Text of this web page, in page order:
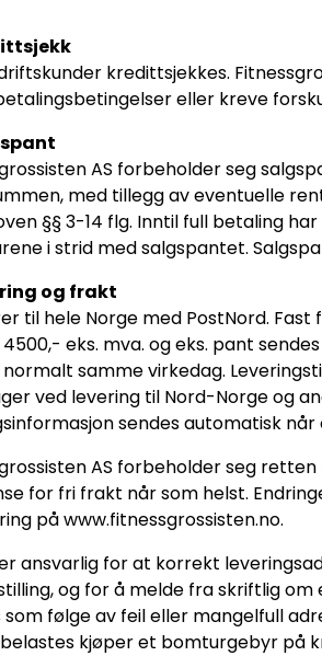
kredittsjekkes.
eller kreve
AS forbeholder seg
med tillegg av eventuelle
§§ 3-14 flg. Inntil full betaling
i strid med salgspantet.
og frakt
til hele Norge med PostNord.
eks. mva. og eks. pant
samme virkedag.
ved levering til Nord-Norge og
sendes automatisk
AS forbeholder seg
for fri frakt når som helst.
på www.fitnessgrossisten.no.
ansvarlig for at korrekt
og for å melde fra skriftlig om
som følge av feil eller mangelfull
kjøper et bomturgebyr på